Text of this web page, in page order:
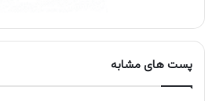
پست های مشابه